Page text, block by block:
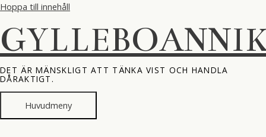
Hoppa till innehåll
DET ÄR MÄNSKLIGT ATT TÄNKA VIST OCH HANDLA
DÅRAKTIGT.
Huvudmeny